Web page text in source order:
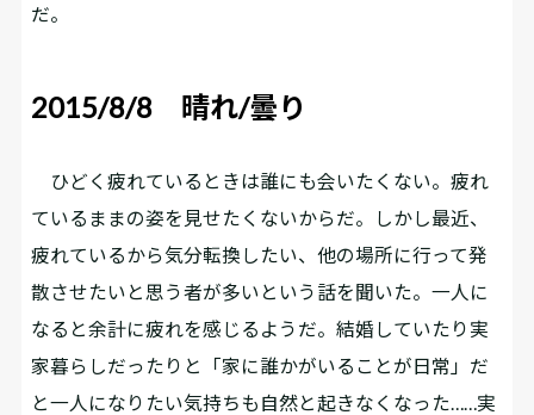
だ。
2015/8/8 晴れ/曇り
ひどく疲れているときは誰にも会いたくない。疲れ
ているままの姿を見せたくないからだ。しかし最近、
疲れているから気分転換したい、他の場所に行って発
散させたいと思う者が多いという話を聞いた。一人に
なると余計に疲れを感じるようだ。結婚していたり実
家暮らしだったりと「家に誰かがいることが日常」だ
と一人になりたい気持ちも自然と起きなくなった……実